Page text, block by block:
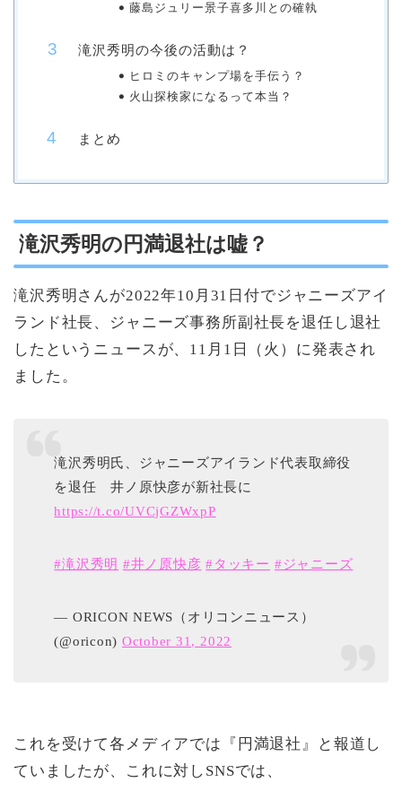
藤島ジュリー景子喜多川との確執
滝沢秀明の今後の活動は？
ヒロミのキャンプ場を手伝う？
火山探検家になるって本当？
まとめ
滝沢秀明の円満退社は嘘？
滝沢秀明さんが2022年10月31日付でジャニーズアイ
ランド社長、ジャニーズ事務所副社長を退任し退社
したというニュースが、11月1日（火）に発表され
ました。
滝沢秀明氏、ジャニーズアイランド代表取締役
を退任 井ノ原快彦が新社長に
https://t.co/UVCjGZWxpP
#滝沢秀明 #井ノ原快彦 #タッキー #ジャニーズ
— ORICON NEWS（オリコンニュース）
(@oricon) October 31, 2022
これを受けて各メディアでは『円満退社』と報道し
ていましたが、これに対しSNSでは、